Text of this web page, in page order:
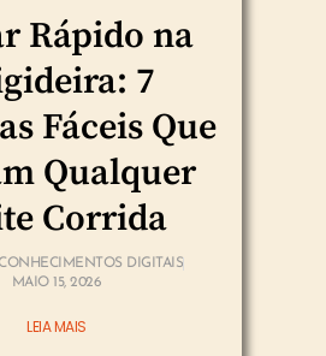
Rápido na
7
Fáceis Que
Qualquer
Corrida
DIGITAIS
MAIO 15, 2026
LEIA MAIS